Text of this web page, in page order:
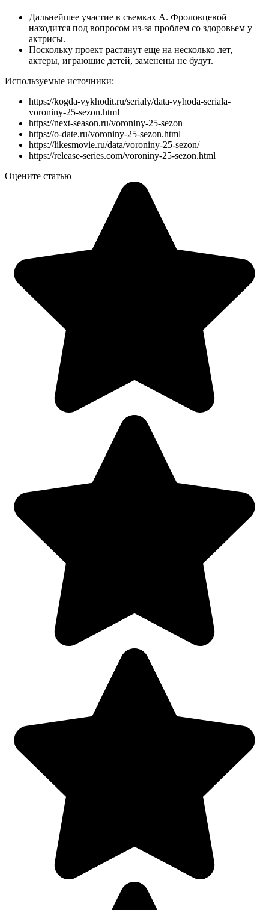
Дальнейшее участие в съемках А. Фроловцевой
находится под вопросом из-за проблем со здоровьем у
актрисы.
Поскольку проект растянут еще на несколько лет,
актеры, играющие детей, заменены не будут.
Используемые источники:
https://kogda-vykhodit.ru/serialy/data-vyhoda-seriala-
voroniny-25-sezon.html
https://next-season.ru/voroniny-25-sezon
https://o-date.ru/voroniny-25-sezon.html
https://likesmovie.ru/data/voroniny-25-sezon/
https://release-series.com/voroniny-25-sezon.html
Оцените статью